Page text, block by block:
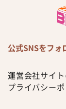
公式SNSをフォ
運営会社サイ
プライバシー